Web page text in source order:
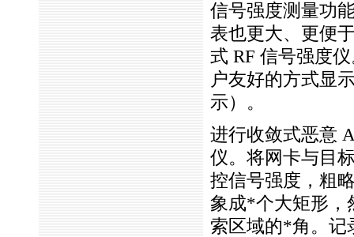
信号强度测量功
表也更大、更便
式 RF 信号强度
户友好的方式显
示）。
进行收敛式恶意
仪。将网卡与目
控信号强度，粗
象成*个大矩形，
索区域的*角。记